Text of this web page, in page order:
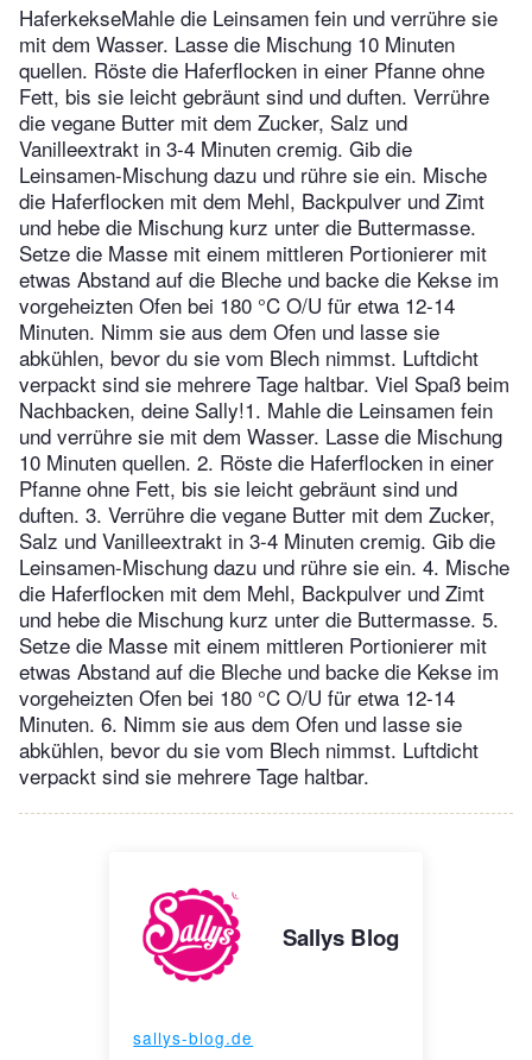
HaferkekseMahle die Leinsamen fein und verrühre sie
mit dem Wasser. Lasse die Mischung 10 Minuten
quellen. Röste die Haferflocken in einer Pfanne ohne
Fett, bis sie leicht gebräunt sind und duften. Verrühre
die vegane Butter mit dem Zucker, Salz und
Vanilleextrakt in 3-4 Minuten cremig. Gib die
Leinsamen-Mischung dazu und rühre sie ein. Mische
die Haferflocken mit dem Mehl, Backpulver und Zimt
und hebe die Mischung kurz unter die Buttermasse.
Setze die Masse mit einem mittleren Portionierer mit
etwas Abstand auf die Bleche und backe die Kekse im
vorgeheizten Ofen bei 180 °C O/U für etwa 12-14
Minuten. Nimm sie aus dem Ofen und lasse sie
abkühlen, bevor du sie vom Blech nimmst. Luftdicht
verpackt sind sie mehrere Tage haltbar. Viel Spaß beim
Nachbacken, deine Sally!1. Mahle die Leinsamen fein
und verrühre sie mit dem Wasser. Lasse die Mischung
10 Minuten quellen. 2. Röste die Haferflocken in einer
Pfanne ohne Fett, bis sie leicht gebräunt sind und
duften. 3. Verrühre die vegane Butter mit dem Zucker,
Salz und Vanilleextrakt in 3-4 Minuten cremig. Gib die
Leinsamen-Mischung dazu und rühre sie ein. 4. Mische
die Haferflocken mit dem Mehl, Backpulver und Zimt
und hebe die Mischung kurz unter die Buttermasse. 5.
Setze die Masse mit einem mittleren Portionierer mit
etwas Abstand auf die Bleche und backe die Kekse im
vorgeheizten Ofen bei 180 °C O/U für etwa 12-14
Minuten. 6. Nimm sie aus dem Ofen und lasse sie
abkühlen, bevor du sie vom Blech nimmst. Luftdicht
verpackt sind sie mehrere Tage haltbar.
Sallys Blog
sallys-blog.de